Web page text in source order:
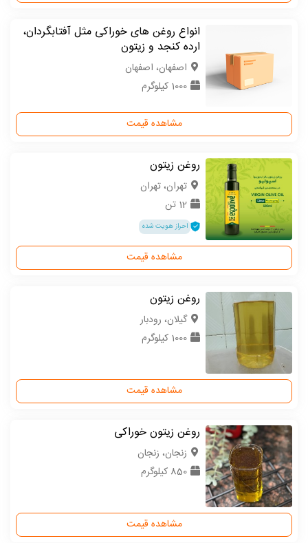
انواع روغن های خوراکی مثل آفتابگردان،
ارده کنجد و زیتون
اصفهان، اصفهان
1000 کیلوگرم
مشاهده قیمت
روغن زیتون
تهران، تهران
12 تن
احراز هویت شده
مشاهده قیمت
روغن زیتون
گیلان، رودبار
1000 کیلوگرم
مشاهده قیمت
روغن زیتون خوراکی
زنجان، زنجان
850 کیلوگرم
مشاهده قیمت